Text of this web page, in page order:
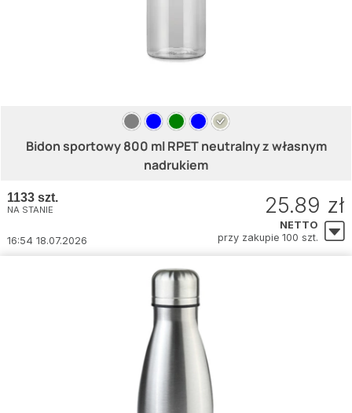
Bidon sportowy 800 ml RPET neutralny z własnym
nadrukiem
1133 szt.
NA STANIE
16:54 18.07.2026
25.89 zł
NETTO
przy zakupie 100 szt.